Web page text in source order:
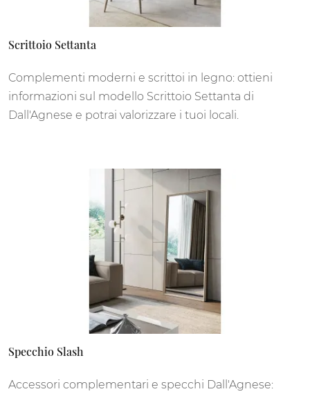
Scrittoio Settanta
Complementi moderni e scrittoi in legno: ottieni
informazioni sul modello Scrittoio Settanta di
Dall'Agnese e potrai valorizzare i tuoi locali.
Specchio Slash
Accessori complementari e specchi Dall'Agnese: